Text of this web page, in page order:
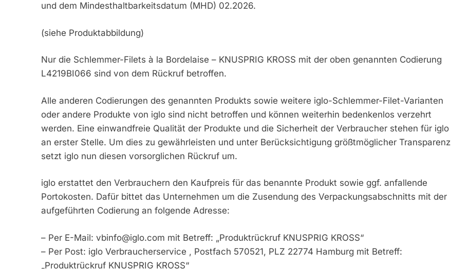
und dem Mindesthaltbarkeitsdatum (MHD) 02.2026.
(siehe Produktabbildung)
Nur die Schlemmer-Filets à la Bordelaise – KNUSPRIG KROSS mit der oben genannten Codierung
L4219BI066 sind von dem Rückruf betroffen.
Alle anderen Codierungen des genannten Produkts sowie weitere iglo-Schlemmer-Filet-Varianten
oder andere Produkte von iglo sind nicht betroffen und können weiterhin bedenkenlos verzehrt
werden. Eine einwandfreie Qualität der Produkte und die Sicherheit der Verbraucher stehen für iglo
an erster Stelle. Um dies zu gewährleisten und unter Berücksichtigung größtmöglicher Transparenz
setzt iglo nun diesen vorsorglichen Rückruf um.
iglo erstattet den Verbrauchern den Kaufpreis für das benannte Produkt sowie ggf. anfallende
Portokosten. Dafür bittet das Unternehmen um die Zusendung des Verpackungsabschnitts mit der
aufgeführten Codierung an folgende Adresse:
– Per E-Mail: vbinfo@iglo.com mit Betreff: „Produktrückruf KNUSPRIG KROSS“
– Per Post: iglo Verbraucherservice , Postfach 570521, PLZ 22774 Hamburg mit Betreff:
„Produktrückruf KNUSPRIG KROSS“